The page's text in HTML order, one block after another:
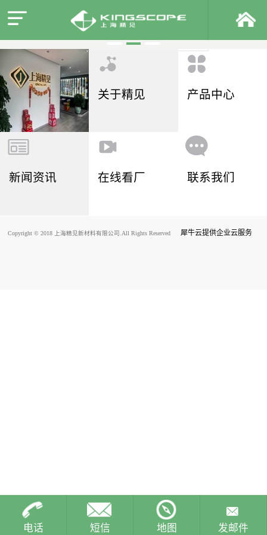
关于精见 产品中心
新闻资讯 在线看厂 联系我们
Copyright © 2018 上海精见新材料有限公司.All Rights Reserved 犀牛云提供企业云服务
电话 短信 地图 发邮件